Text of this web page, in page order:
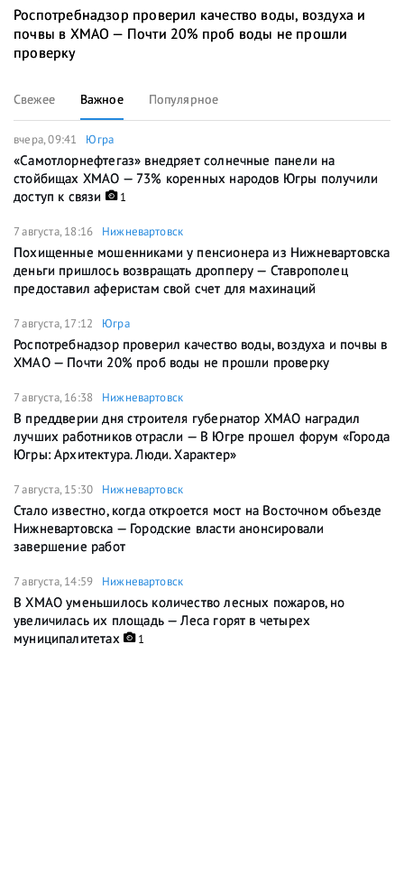
Роспотребнадзор проверил качество воды, воздуха и
почвы в ХМАО — Почти 20% проб воды не прошли
проверку
Свежее Важное Популярное
вчера, 09:41 Югра
«Самотлорнефтегаз» внедряет солнечные панели на
стойбищах ХМАО — 73% коренных народов Югры получили
доступ к связи
1
7 августа, 18:16 Нижневартовск
Похищенные мошенниками у пенсионера из Нижневартовска
деньги пришлось возвращать дропперу — Ставрополец
предоставил аферистам свой счет для махинаций
7 августа, 17:12 Югра
Роспотребнадзор проверил качество воды, воздуха и почвы в
ХМАО — Почти 20% проб воды не прошли проверку
7 августа, 16:38 Нижневартовск
В преддверии дня строителя губернатор ХМАО наградил
лучших работников отрасли — В Югре прошел форум «Города
Югры: Архитектура. Люди. Характер»
7 августа, 15:30 Нижневартовск
Стало известно, когда откроется мост на Восточном объезде
Нижневартовска — Городские власти анонсировали
завершение работ
7 августа, 14:59 Нижневартовск
В ХМАО уменьшилось количество лесных пожаров, но
увеличилась их площадь — Леса горят в четырех
муниципалитетах
1